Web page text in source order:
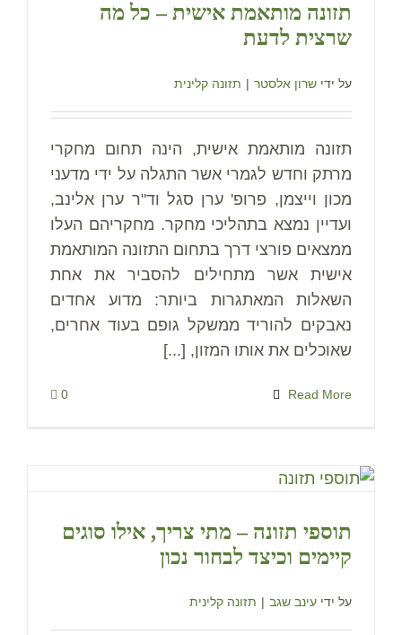
תזונה מותאמת אישית – כל מה
שרצית לדעת
על ידי שרון אלסטר | תזונה קלינית
תזונה מותאמת אישית, הינה תחום מחקרי
מרתק וחדש לגמרי אשר התגלה על ידי מדעני
מכון וייצמן, פרופ' ערן סגל וד"ר ערן אלינב,
ועדיין נמצא בתהליכי מחקר. מחקריהם העלו
ממצאים פורצי דרך בתחום התזונה המותאמת
אישית אשר מתחילים להסביר את אחת
השאלות המאתגרות ביותר: מדוע אחדים
נאבקים להוריד ממשקל גופם בעוד אחרים,
שאוכלים את אותו המזון, [...]
Read More
0
תוספי תזונה – מתי צריך, אילו סוגים
קיימים וכיצד לבחור נכון
על ידי עינב שגב | תזונה קלינית